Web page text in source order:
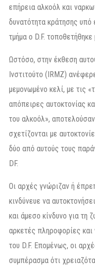
επήρεια αλκοόλ και
δυνατότητα κράτησης
τμήμα ο D.F.
Ωστόσο, στην έκθεση
Ινστιτούτο (IRMZ)
μεμονωμένο κελί, με τις
απόπειρες αυτοκτονίας
του αλκοόλ»,
σχετίζονται με
δύο από αυτούς τους
DF.
Οι αρχές γνώριζαν ή
κινδύνευε να
και άμεσο κίνδυνο για τη
αρκετές πληροφορίες και
του D.F. Επομένως, οι
συμπέρασμα ότι